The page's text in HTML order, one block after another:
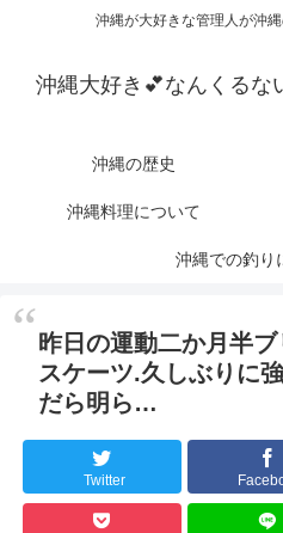
沖縄が大好きな管理人が沖
沖縄大好き💕なんくるな
沖縄の歴史
沖縄料理について
沖縄での釣り
昨日の運動二か月半
スケーツ.久しぶりに
だら明ら…
Twitter